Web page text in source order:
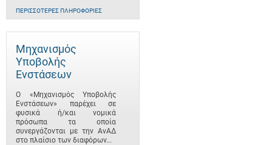
ΠΕΡΙΣΣΌΤΕΡΕΣ ΠΛΗΡΟΦΟΡΊΕΣ
Μηχανισμός
Υποβολής
Ενστάσεων
Ο «Μηχανισμός Υποβολής
Ενστάσεων» παρέχει σε
φυσικά ή/και νομικά
πρόσωπα τα οποία
συνεργάζονται με την ΑνΑΔ
στο πλαίσιο των διαφόρων...